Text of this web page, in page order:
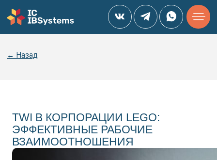
TWI В КОРПОРАЦИИ LEGO:
ЭФФЕКТИВНЫЕ РАБОЧИЕ
ВЗАИМООТНОШЕНИЯ